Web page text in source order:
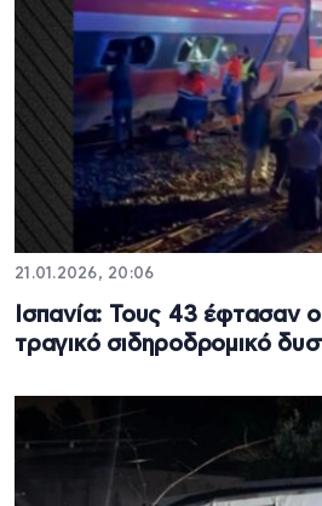
21.01.2026, 20:06
Ισπανία: Τους 43 έφτασαν
τραγικό σιδηροδρομικό